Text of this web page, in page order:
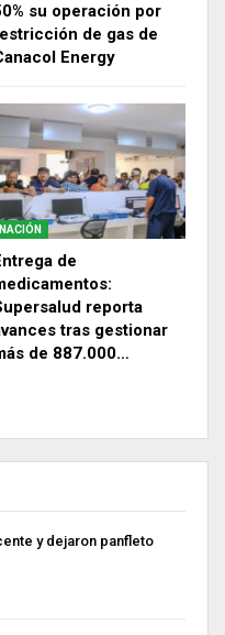
su operación por
de gas de
Energy
NACIÓN
de
reporta
tras gestionar
de 887.000…
y dejaron panfleto